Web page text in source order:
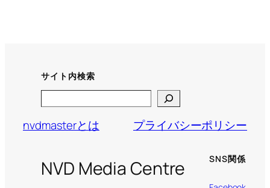
サイト内検索
nvdmasterとは
プライバシーポリシー
NVD Media Centre SNS関係